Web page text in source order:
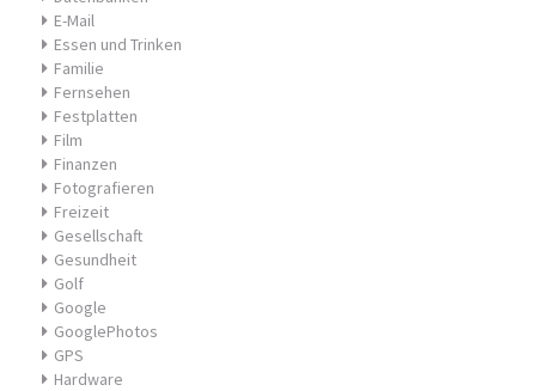
E-Mail
Essen und Trinken
Familie
Fernsehen
Festplatten
Film
Finanzen
Fotografieren
Freizeit
Gesellschaft
Gesundheit
Golf
Google
GooglePhotos
GPS
Hardware